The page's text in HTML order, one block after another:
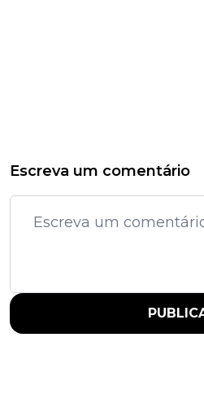
Escreva um comentário